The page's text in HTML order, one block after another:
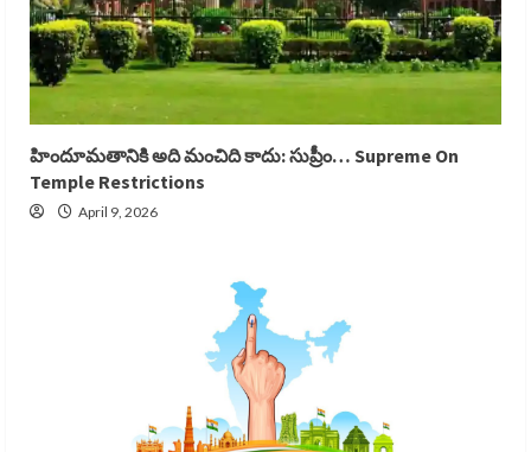
హిందూమతానికి అది మంచిది కాదు: సుప్రీం… Supreme On
Temple Restrictions
April 9, 2026